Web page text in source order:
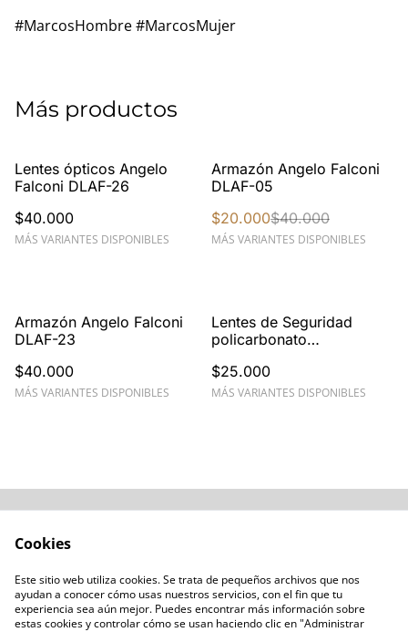
#MarcosHombre #MarcosMujer
Más productos
Lentes ópticos Angelo
Falconi DLAF-26
$40.000
MÁS VARIANTES DISPONIBLES
%
Armazón Angelo Falconi
DLAF-05
$20.000$40.000
MÁS VARIANTES DISPONIBLES
Armazón Angelo Falconi
DLAF-23
$40.000
MÁS VARIANTES DISPONIBLES
Lentes de Seguridad
policarbonato
Z87.1-2020 modelo 3987
$25.000
MÁS VARIANTES DISPONIBLES
Condiciones
Política de Privacidad
Blogs
Cookies
Este sitio web utiliza cookies. Se trata de pequeños archivos que nos
ayudan a conocer cómo usas nuestros servicios, con el fin que tu
experiencia sea aún mejor. Puedes encontrar más información sobre
estas cookies y controlar cómo se usan haciendo clic en "Administrar